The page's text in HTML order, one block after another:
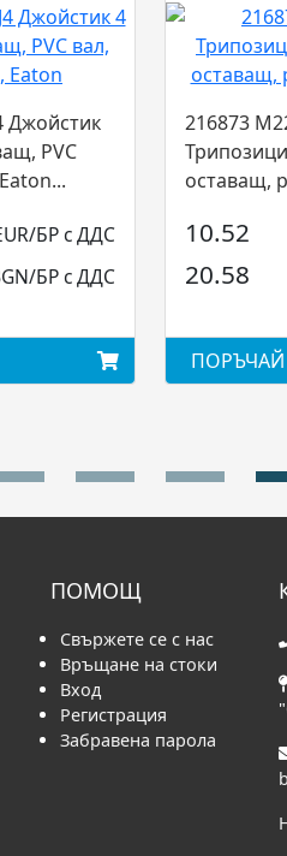
Джойстик
PVC
БР с ДДС
БР с ДДС
216873
оставащ,
10.52
20.58
ПОРЪЧАЙ
ПОМОЩ
Свържете се с нас
Връщане на стоки
Вход
Регистрация
Забравена парола